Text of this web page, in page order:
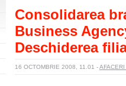
Consolidarea
Business
Deschiderea
16 OCTOMBRIE 2008, 11.01 -AFACERI